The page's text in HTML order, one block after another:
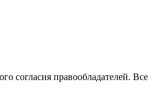
согласия правообладателей. Все